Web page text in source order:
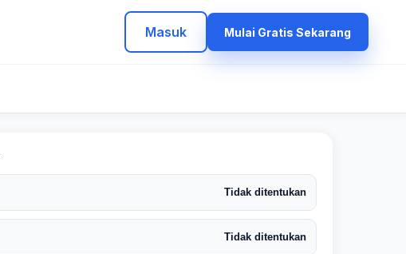
Masuk Mulai Gratis Sekarang
Tidak ditentukan
Tidak ditentukan